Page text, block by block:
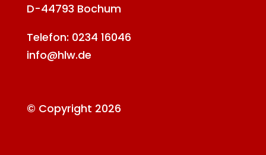
D-44793 Bochum
Telefon: 0234 16046
info@hlw.de
© Copyright 2026